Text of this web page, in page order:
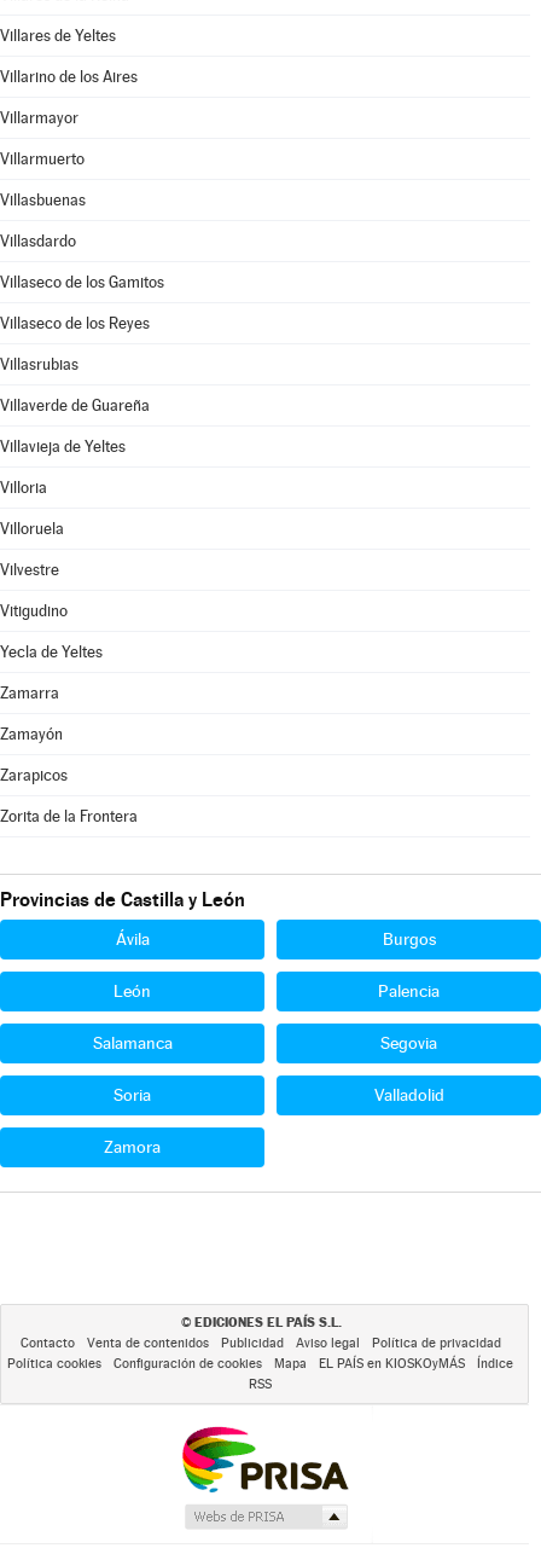
Villares de Yeltes
Villarino de los Aires
Villarmayor
Villarmuerto
Villasbuenas
Villasdardo
Villaseco de los Gamitos
Villaseco de los Reyes
Villasrubias
Villaverde de Guareña
Villavieja de Yeltes
Villoria
Villoruela
Vilvestre
Vitigudino
Yecla de Yeltes
Zamarra
Zamayón
Zarapicos
Zorita de la Frontera
Provincias de Castilla y León
Ávila Burgos
León Palencia
Salamanca Segovia
Soria Valladolid
Zamora
© EDICIONES EL PAÍS S.L.
Contacto Venta de contenidos Publicidad Aviso legal
Política de privacidad
Política cookies
Configuración de cookies Mapa EL PAÍS en KIOSKOyMÁS
Índice
RSS